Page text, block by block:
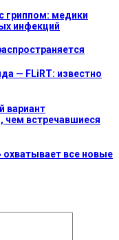
гриппом: медики
инфекций
— FLiRT: известно
вариант
чем встречавшиеся
все новые